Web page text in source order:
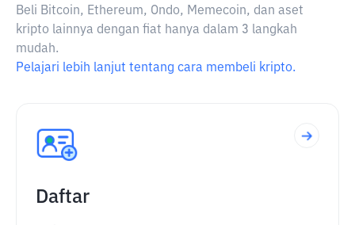
Beli Bitcoin, Ethereum, Ondo, Memecoin, dan aset
kripto lainnya dengan fiat hanya dalam 3 langkah
mudah.
Pelajari lebih lanjut tentang cara membeli kripto.
Daftar